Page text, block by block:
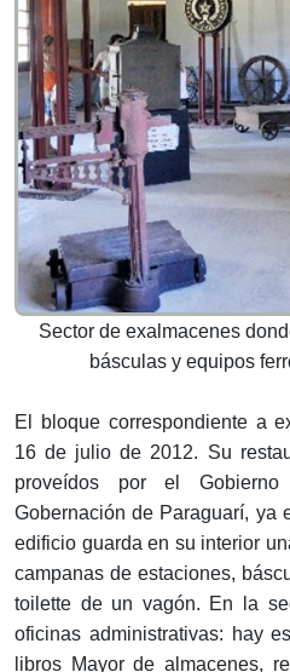
Sector de exalmacenes
básculas y equipos
El bloque correspondiente a
16 de julio de 2012. Su
proveídos por el
Gobernación de Paraguarí, ya
edificio guarda en su interior
campanas de estaciones,
toilette de un vagón. En la
oficinas administrativas: hay
libros Mayor de almacenes,